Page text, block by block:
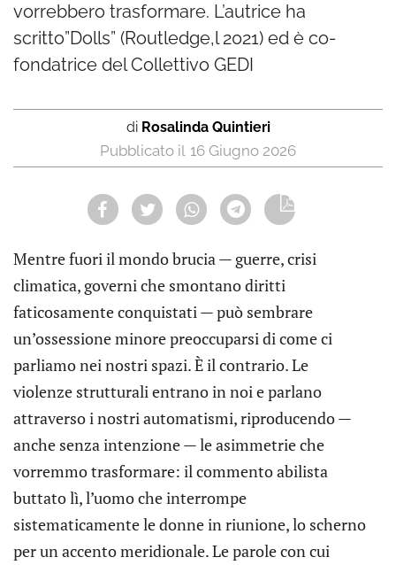
vorrebbero trasformare. L’autrice ha
scritto”Dolls” (Routledge,l 2021) ed è co-
fondatrice del Collettivo GEDI
di Rosalinda Quintieri
16 Giugno 2026
Mentre fuori il mondo brucia — guerre, crisi
climatica, governi che smontano diritti
faticosamente conquistati — può sembrare
un’ossessione minore preoccuparsi di come ci
parliamo nei nostri spazi. È il contrario. Le
violenze strutturali entrano in noi e parlano
attraverso i nostri automatismi, riproducendo —
anche senza intenzione — le asimmetrie che
vorremmo trasformare: il commento abilista
buttato lì, l’uomo che interrompe
sistematicamente le donne in riunione, lo scherno
per un accento meridionale. Le parole con cui